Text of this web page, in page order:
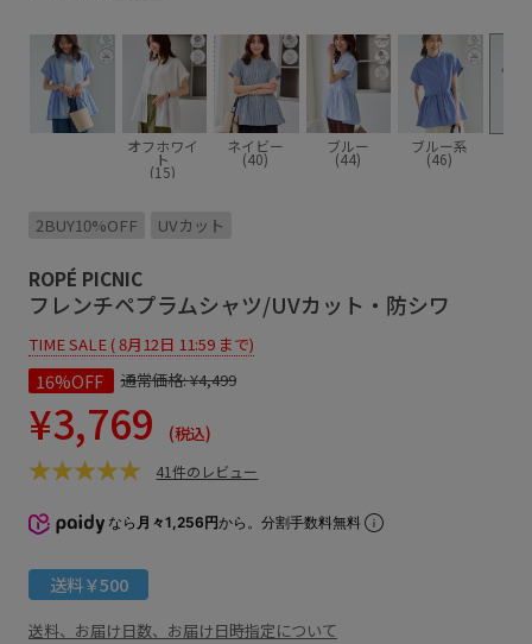
オフホワイ
ト
(15)
ネイビー
(40)
ブルー
(44)
ブルー系
(46)
2BUY10%OFF UVカット
ROPÉ PICNIC
フレンチペプラムシャツ/UVカット・防シワ
TIME SALE ( 8月12日 11:59 まで)
16%OFF 通常価格:¥4,499
¥3,769 (税込)
41件のレビュー
なら 月々1,256円から。分割手数料無料
送料￥500
送料、お届け日数、お届け日時指定について